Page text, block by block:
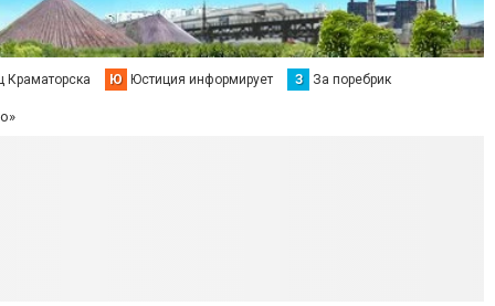
Краматорска Ю Юстиция информирует З За поребрик